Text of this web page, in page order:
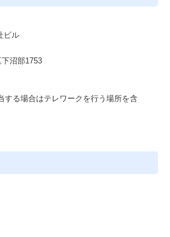
ビル
沼部1753
する場合はテレワークを行う場所を含